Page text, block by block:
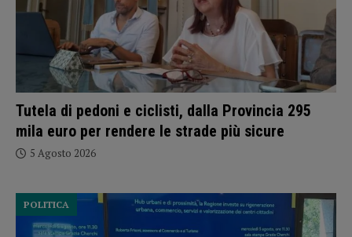
Tutela di pedoni e ciclisti, dalla Provincia 295
mila euro per rendere le strade più sicure
5 Agosto 2026
POLITICA